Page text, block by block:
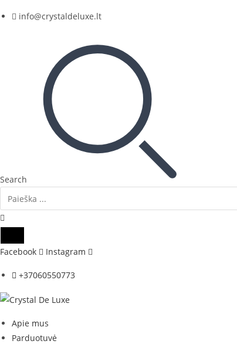
Skip info@crystaldeluxe.lt
Search
Facebook Instagram
+37060550773
Apie mus
Parduotuvė